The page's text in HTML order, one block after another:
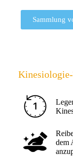
Sammlung
dem